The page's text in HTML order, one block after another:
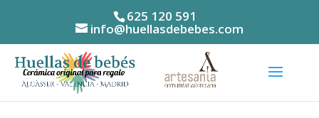
625 120 591
info@huellasdebebes.com